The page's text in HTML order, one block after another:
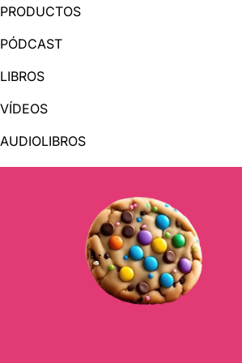
PRODUCTOS
PÓDCAST
LIBROS
VÍDEOS
AUDIOLIBROS
OTRAS PÁGINAS
QUIÉNES SOMOS